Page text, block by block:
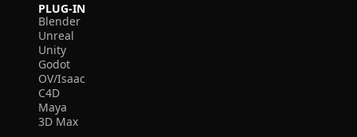
PLUG-IN
Blender
Unreal
Unity
Godot
OV/Isaac
C4D
Maya
3D Max